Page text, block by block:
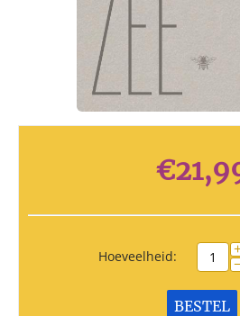
€
Hoeveelheid:
BESTEL